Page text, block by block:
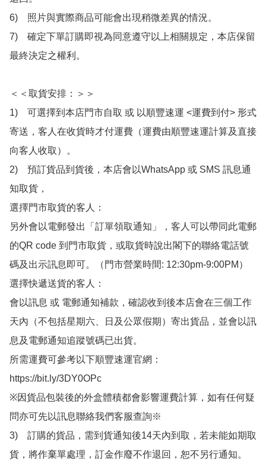
6)　照片與實際商品可能會出現稍微差異的情況。
7)　確定下單訂購即視為同意遵守以上相關規定，本店保留
最終決定之權利。
＜＜取貨安排：＞＞
1)　可選擇到本店門市自取 或 以順豐速運 <運費到付> 形式
寄送，客人在收貨時才付運費（運費由順豐速運計算及直接
向客人收取）。
2)　預訂貨品到貨後，本店會以WhatsApp 或 SMS 訊息通
知取貨，
選擇門市取貨的客人：
另外會以電郵發出「訂單領取通知」，客人可以帶同此電郵
的QR code 到門市取貨，或取貨時說出閣下的聯絡電話號
碼及出示訊息即可。（門市營業時間: 12:30pm-9:00PM）
選擇快遞送貨的客人：
會以訊息 或 電郵通知補款，確認收到後本店會在三個工作
天內（不包括星期六、日及公眾假期）寄出貨品，並會以訊
息及電郵通知追蹤號碼已出貨。
所需運費可參考以下順豐速運官網：
https://bit.ly/3DY0OPc
※因貨品包裝後的外盒體積都會影響運費計算，如有任何疑
問亦可先以訊息聯絡我們客服查詢※
3)　訂購的貨品，需到貨通知後14天內到取，若未能如期取
貨，將作棄單處理，訂金作廢不作退回，恕不另行通知。